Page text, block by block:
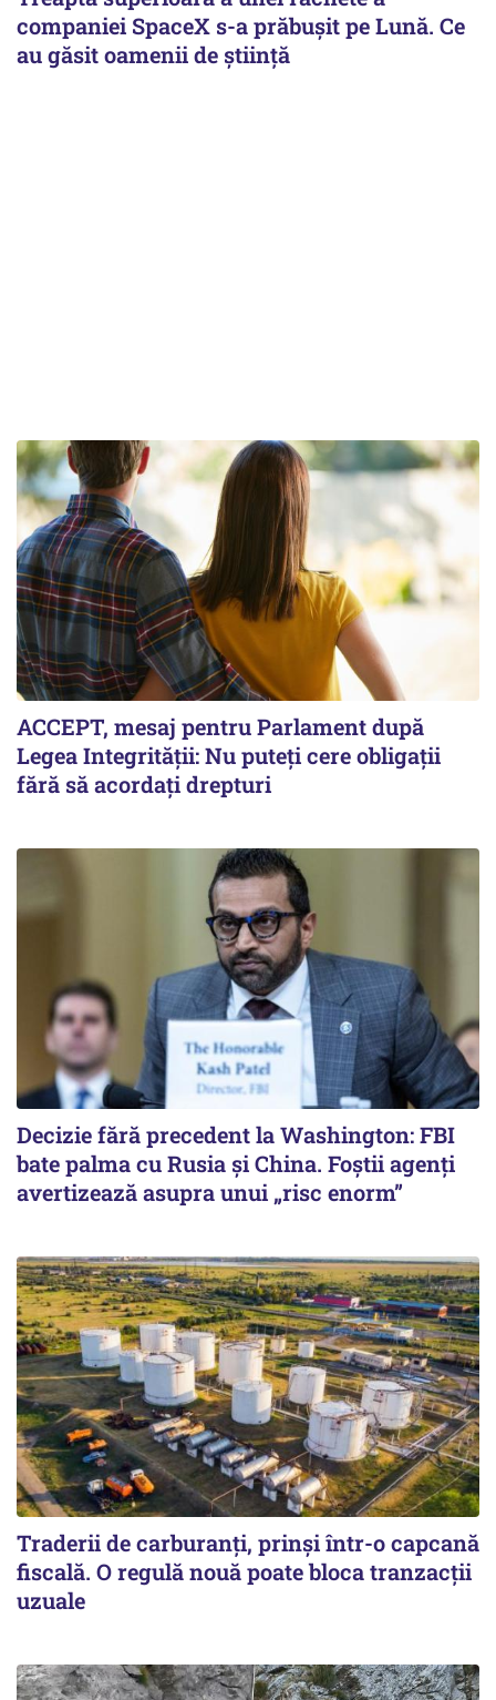
companiei SpaceX s-a prăbușit pe Lună. Ce
au găsit oamenii de știință
ACCEPT, mesaj pentru Parlament după
Legea Integrității: Nu puteți cere obligații
fără să acordați drepturi
Decizie fără precedent la Washington: FBI
bate palma cu Rusia și China. Foștii agenți
avertizează asupra unui „risc enorm”
Traderii de carburanți, prinși într-o capcană
fiscală. O regulă nouă poate bloca tranzacții
uzuale